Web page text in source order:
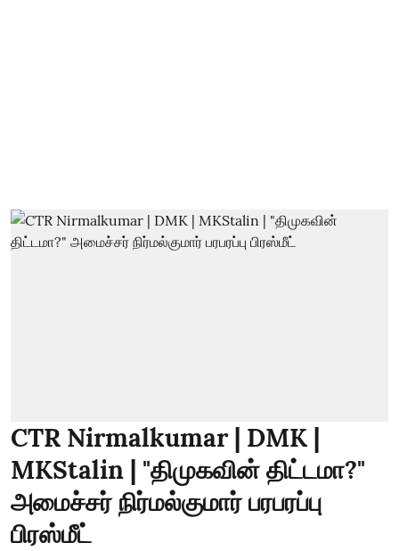
CTR Nirmalkumar | DMK |
MKStalin | "திமுகவின் திட்டமா?"
அமைச்சர் நிர்மல்குமார் பரபரப்பு
பிரஸ்மீட்